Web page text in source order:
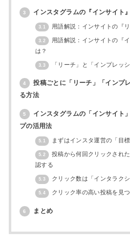
3 インスタグラムの『インサイト
3.1 用語解説：インサイトの『
3.2
用語解説：インサイトの『
は？
3.3 「リーチ」と「インプレッ
4
投稿ごとに「リーチ」「インプ
る方法
5
インスタグラムの「インサイト
プの活用法
5.1 まずはインスタ運営の「目
5.2
投稿から何回クリックされ
認する
5.3 クリック数は「インタラク
5.4 クリック率の高い投稿を見
6 まとめ